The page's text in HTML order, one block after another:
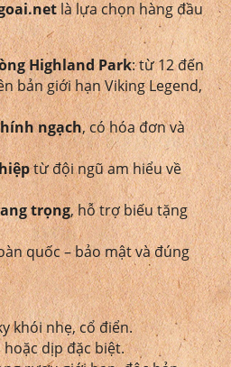
là lựa chọn hàng đầu
Highland Park: từ 12 đến
bản giới hạn Viking Legend,
ngạch, có hóa đơn và
từ đội ngũ am hiểu về
trọng, hỗ trợ biếu tặng
quốc – bảo mật và đúng
khói nhẹ, cổ điển.
dịp đặc biệt.